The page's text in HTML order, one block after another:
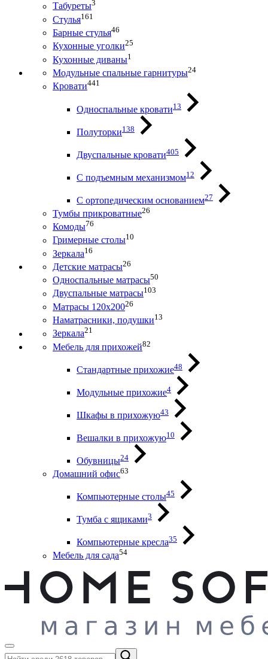
Табуреты3
Стулья161
Барные стулья46
Кухонные уголки25
Кухонные диваны1
Модульные спальные гарнитуры24
Кровати441
Односпальные кровати13
Полуторки138
Двуспальные кровати405
С подъемным механизмом12
С ортопедическим основанием27
Тумбы прикроватные26
Комоды76
Гримерные столы10
Зеркала16
Детские матрасы26
Односпальные матрасы50
Двуспальные матрасы103
Матрасы 120х20026
Наматрасники, подушки13
Зеркала21
Мебель для прихожей82
Стандартные прихожие48
Модульные прихожие4
Шкафы в прихожую43
Вешалки в прихожую10
Обувницы24
Домашний офис63
Компьютерные столы45
Тумба с ящиками3
Компьютерные кресла35
Мебель для сада54